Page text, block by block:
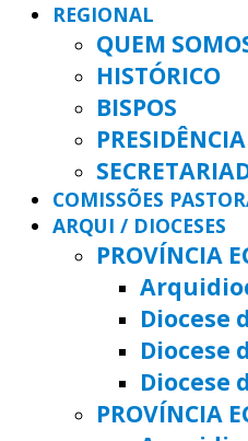
REGIONAL
QUEM
HISTÓRICO
BISPOS
PRESIDÊNCIA
COMISSÕES
ARQUI / DIOCESES
PROVÍNCIA
Diocese
Diocese
Diocese
PROVÍNCIA